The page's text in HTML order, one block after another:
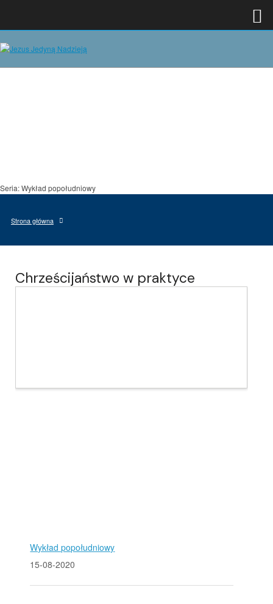
Seria: Wykład popołudniowy
Strona główna
Chrześcijaństwo w praktyce
Wykład popołudniowy
15-08-2020